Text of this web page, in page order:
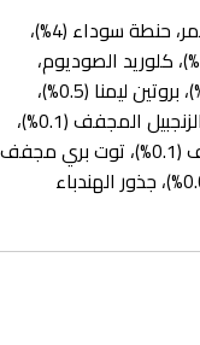
أسماك طازجة (70%)، بروتين البازلاء، عدس أحمر، حنطة سوداء (4%)،
نكهات طبيعية، دهن الدجاج، زيت السلمون (1%)، كلوريد الصوديوم،
كلوريد البوتاسيوم، عشب البحر المجفف (0.5%)، بروتين ليمنا (0.5%)،
دقيق البازلاء، نبق البحر المجفف (0.2%)، جذر الزنجبيل المجفف (0.1%)،
توت أزرق مجفف (0.1%)، إكليل الجبل المجفف (0.1%)، توت بري مجفف
(0.1%)، زعتر مجفف (0.1%)، خميرة البيرة (0.015%)، جذور الهندباء